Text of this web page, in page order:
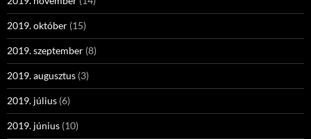
2019. október (15)
2019. szeptember (8)
2019. augusztus (3)
2019. július (6)
2019. június (10)